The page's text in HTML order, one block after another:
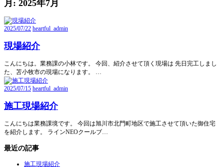
月: 2025年7月
2025/07/22 heartful_admin
現場紹介
こんにちは。業務課の小林です。 今回、紹介させて頂く現場は 先日完工しまし
た、苫小牧市の現場になります。 …
2025/07/15 heartful_admin
施工現場紹介
こんにちは業務課境です。 今回は旭川市北門町地区で施工させて頂いた御住宅
を紹介します。 ラインNEOクールブ…
最近の記事
施工現場紹介